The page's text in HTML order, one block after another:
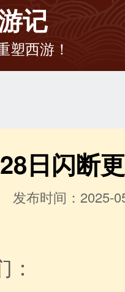
记
塑西游！
日闪断
发布时间：2025-